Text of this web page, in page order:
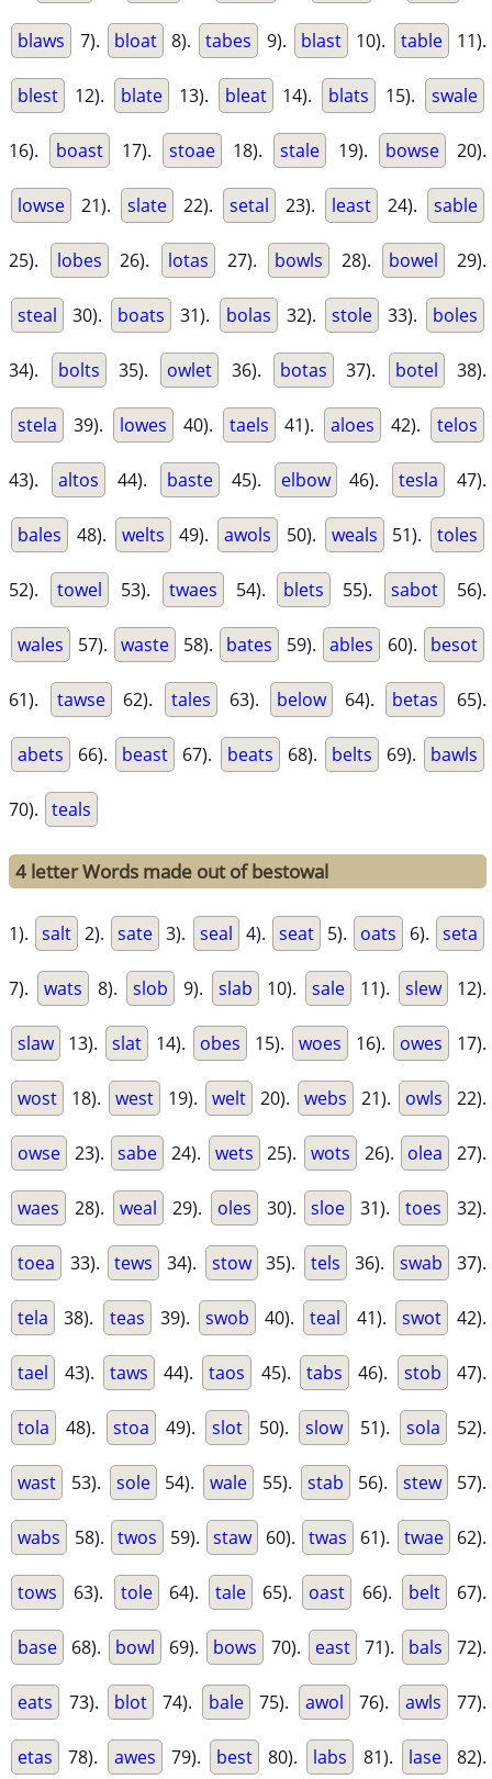
blaws 7). bloat 8). tabes 9). blast 10). table 11).
blest 12). blate 13). bleat 14). blats 15). swale
16). boast 17). stoae 18). stale 19). bowse 20).
lowse 21). slate 22). setal 23). least 24). sable
25). lobes 26). lotas 27). bowls 28). bowel 29).
steal 30). boats 31). bolas 32). stole 33). boles
34). bolts 35). owlet 36). botas 37). botel 38).
stela 39). lowes 40). taels 41). aloes 42). telos
43). altos 44). baste 45). elbow 46). tesla 47).
bales 48). welts 49). awols 50). weals 51). toles
52). towel 53). twaes 54). blets 55). sabot 56).
wales 57). waste 58). bates 59). ables 60). besot
61). tawse 62). tales 63). below 64). betas 65).
abets 66). beast 67). beats 68). belts 69). bawls
70). teals
4 letter Words made out of bestowal
1). salt 2). sate 3). seal 4). seat 5). oats 6). seta
7). wats 8). slob 9). slab 10). sale 11). slew 12).
slaw 13). slat 14). obes 15). woes 16). owes 17).
wost 18). west 19). welt 20). webs 21). owls 22).
owse 23). sabe 24). wets 25). wots 26). olea 27).
waes 28). weal 29). oles 30). sloe 31). toes 32).
toea 33). tews 34). stow 35). tels 36). swab 37).
tela 38). teas 39). swob 40). teal 41). swot 42).
tael 43). taws 44). taos 45). tabs 46). stob 47).
tola 48). stoa 49). slot 50). slow 51). sola 52).
wast 53). sole 54). wale 55). stab 56). stew 57).
wabs 58). twos 59). staw 60). twas 61). twae 62).
tows 63). tole 64). tale 65). oast 66). belt 67).
base 68). bowl 69). bows 70). east 71). bals 72).
eats 73). blot 74). bale 75). awol 76). awls 77).
etas 78). awes 79). best 80). labs 81). lase 82).